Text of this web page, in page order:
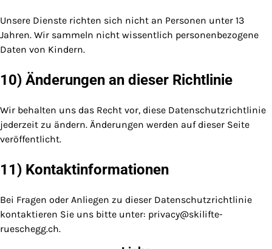
Unsere Dienste richten sich nicht an Personen unter 13
Jahren. Wir sammeln nicht wissentlich personenbezogene
Daten von Kindern.
10) Änderungen an dieser Richtlinie
Wir behalten uns das Recht vor, diese Datenschutzrichtlinie
jederzeit zu ändern. Änderungen werden auf dieser Seite
veröffentlicht.
11) Kontaktinformationen
Bei Fragen oder Anliegen zu dieser Datenschutzrichtlinie
kontaktieren Sie uns bitte unter: privacy@skilifte-
rueschegg.ch.